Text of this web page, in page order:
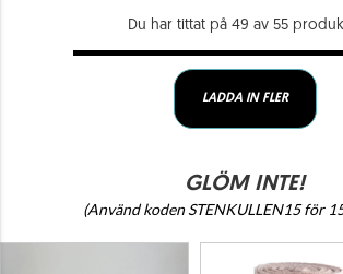
Du har tittat på 49 av 55
LADDA IN FLER
GLÖM INTE!
(Använd koden STENKULLEN15 för